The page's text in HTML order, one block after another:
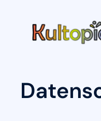
springen